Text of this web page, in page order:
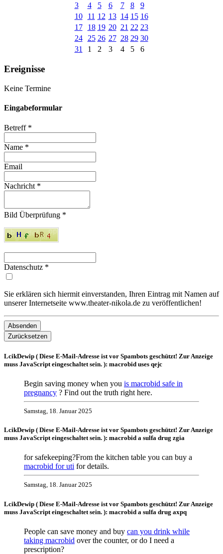
3
4 5 6 7 8
9
10
11 12 13 14 15 16
17
18 19 20 21 22 23
24
25 26 27 28 29 30
31
1 2 3 4 5 6
Ereignisse
Keine Termine
Eingabeformular
Betreff*
Name *
Email
Nachricht *
Bild Überprüfung *
Datenschutz *
Sie erklären sich hiermit einverstanden, Ihren Eintrag mit Namen auf
unserer Internetseite www.theater-nikola.de zu veröffentlichen!
Absenden
Zurücksetzen
LcikDewip ( Diese E-Mail-Adresse ist vor Spambots geschützt! Zur Anzeige
muss JavaScript eingeschaltet sein. ): macrobid uses qejc
Begin saving money when you is macrobid safe in
pregnancy ? Find out the truth right here.
Samstag, 18. Januar 2025
LcikDewip ( Diese E-Mail-Adresse ist vor Spambots geschützt! Zur Anzeige
muss JavaScript eingeschaltet sein. ): macrobid a sulfa drug zgia
for safekeeping?From the kitchen table you can buy a
macrobid for uti for details.
Samstag, 18. Januar 2025
LcikDewip ( Diese E-Mail-Adresse ist vor Spambots geschützt! Zur Anzeige
muss JavaScript eingeschaltet sein. ): macrobid a sulfa drug axpq
People can save money and buy can you drink while
taking macrobid over the counter, or do I need a
prescription?